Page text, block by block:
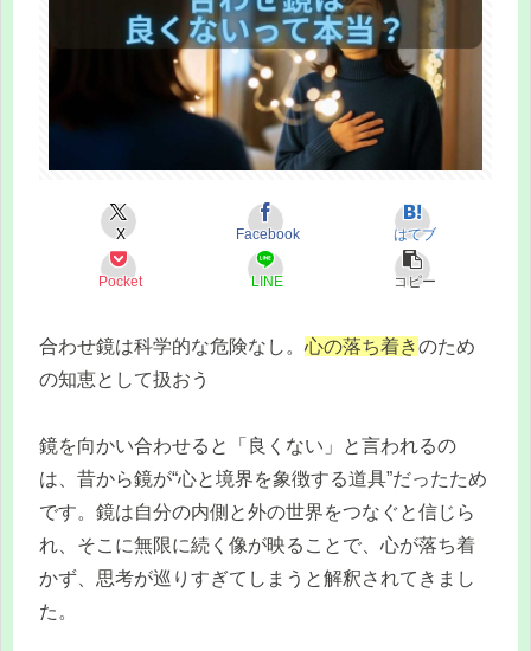
X Facebook はてブ
Pocket LINE コピー
合わせ鏡は科学的な危険なし。 心の落ち着きのため
の知恵として扱おう
鏡を向かい合わせると「良くない」と言われるの
は、昔から鏡が“心と境界を象徴する道具”だったため
です。鏡は自分の内側と外の世界をつなぐと信じら
れ、そこに無限に続く像が映ることで、心が落ち着
かず、思考が巡りすぎてしまうと解釈されてきまし
た。